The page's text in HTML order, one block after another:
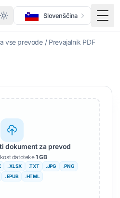
Slovenščina
vse prevode / Prevajalnik PDF
dokument za prevod
datoteke1 GB
. XLSX .TXT .JPG
.PNG
. EPUB .HTML